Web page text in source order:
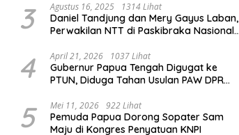
3 Agustus 16, 2025 1314 Lihat
Daniel Tandjung dan Mery Gayus Laban,
Perwakilan NTT di Paskibraka Nasional
4 April 21, 2026 1037 Lihat
Gubernur Papua Tengah Digugat ke
PTUN, Diduga Tahan Usulan PAW DPR
5 Mei 11, 2026 922 Lihat
Pemuda Papua Dorong Sopater Sam
Maju di Kongres Penyatuan KNPI